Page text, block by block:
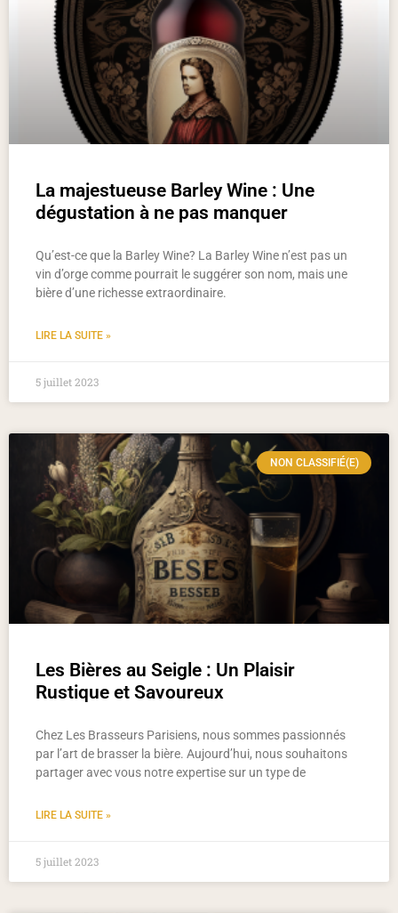
La majestueuse Barley Wine : Une
dégustation à ne pas manquer
Qu’est-ce que la Barley Wine? La Barley Wine n’est pas un
vin d’orge comme pourrait le suggérer son nom, mais une
bière d’une richesse extraordinaire.
LIRE LA SUITE »
5 juillet 2023
NON CLASSIFIÉ(E)
Les Bières au Seigle : Un Plaisir
Rustique et Savoureux
Chez Les Brasseurs Parisiens, nous sommes passionnés
par l’art de brasser la bière. Aujourd’hui, nous souhaitons
partager avec vous notre expertise sur un type de
LIRE LA SUITE »
5 juillet 2023